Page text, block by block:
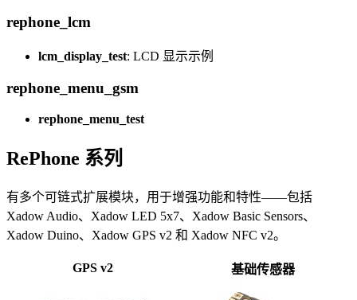
rephone_lcm
lcm_display_test: LCD 显示示例
rephone_menu_gsm
rephone_menu_test
RePhone 系列
有多个可链式扩展模块，用于增强功能和特性——包括
Xadow Audio、Xadow LED 5x7、Xadow Basic Sensors、
Xadow Duino、Xadow GPS v2 和 Xadow NFC v2。
GPS v2 基础传感器